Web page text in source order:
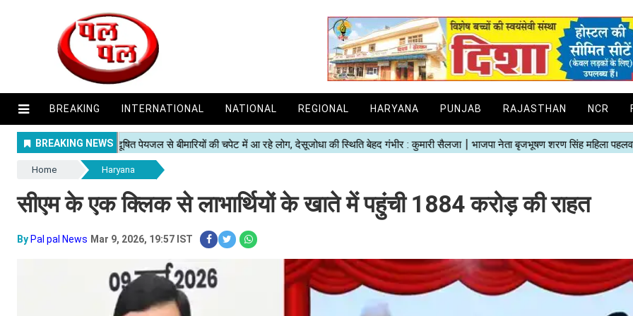
BREAKING INTERNATIONAL NATIONAL REGIONAL HARYANA PUNJAB RAJASTHAN NCR
Home Haryana
सीएम के एक क्लिक से लाभार्थियों के खाते में पहुंची 1884 करोड़ की राहत​​​​​​​
By Pal pal News Mar 9, 2026, 19:57 IST